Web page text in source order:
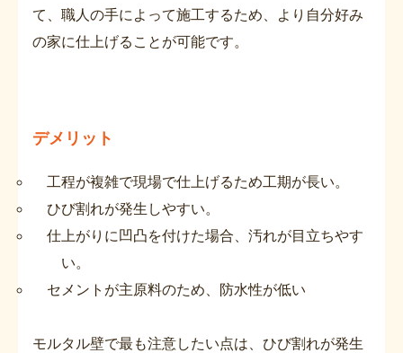
て、職人の手によって施工するため、より自分好み
の家に仕上げることが可能です。
デメリット
工程が複雑で現場で仕上げるため工期が長い。
ひび割れが発生しやすい。
仕上がりに凹凸を付けた場合、汚れが目立ちやす
い。
セメントが主原料のため、防水性が低い
モルタル壁で最も注意したい点は、ひび割れが発生